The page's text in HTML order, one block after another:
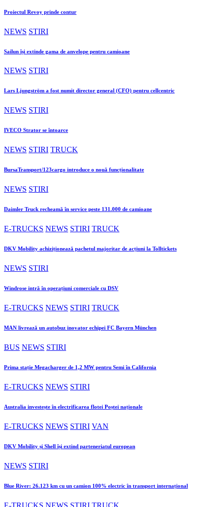
Proiectul Revoy prinde contur
NEWS STIRI
Sailun își extinde gama de anvelope pentru camioane
NEWS STIRI
Lars Ljungström a fost numit director general (CFO) pentru cellcentric
NEWS STIRI
IVECO Strator se întoarce
NEWS STIRI TRUCK
BursaTransport/123cargo introduce o nouă funcționalitate
NEWS STIRI
Daimler Truck recheamă în service peste 131.000 de camioane
E-TRUCKS NEWS STIRI TRUCK
DKV Mobility achiziționează pachetul majoritar de acțiuni la Tolltickets
NEWS STIRI
Windrose intră în operațiuni comerciale cu DSV
E-TRUCKS NEWS STIRI TRUCK
MAN livrează un autobuz inovator echipei FC Bayern München
BUS NEWS STIRI
Prima stație Megacharger de 1,2 MW pentru Semi în California
E-TRUCKS NEWS STIRI
Australia investește în electrificarea flotei Poștei naționale
E-TRUCKS NEWS STIRI VAN
DKV Mobility și Shell își extind parteneriatul european
NEWS STIRI
Blue River: 26.123 km cu un camion 100% electric în transport internațional
E-TRUCKS NEWS STIRI TRUCK